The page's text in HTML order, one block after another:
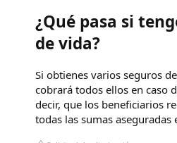
¿Qué pasa si
de vida?
Si obtienes varios seguros
cobrará todos ellos en caso
decir, que los beneficiarios
todas las sumas aseguradas